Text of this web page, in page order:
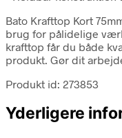
Bato Krafttop Kort
brug for pålidelige
krafttop får du både
produkt. Gør dit
Produkt id: 273853
Yderligere